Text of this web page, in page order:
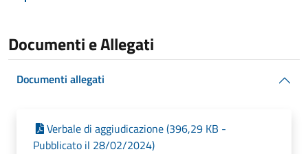
Documenti e Allegati
Documenti allegati
Verbale di aggiudicazione (396,29 KB -
Pubblicato il 28/02/2024)